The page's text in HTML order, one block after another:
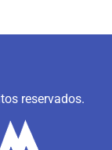
reservados.